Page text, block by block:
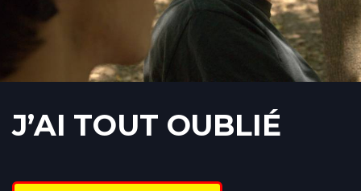
J’AI TOUT OUBLIÉ